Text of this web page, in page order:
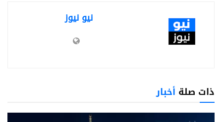
نيو نيوز
ذات صلة أخبار